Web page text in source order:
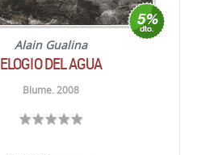
Alain Gualina
ELOGIO DEL AGUA
Blume. 2008